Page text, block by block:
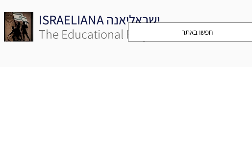
ISRAELIANA ישראליאנה
The Educational Project